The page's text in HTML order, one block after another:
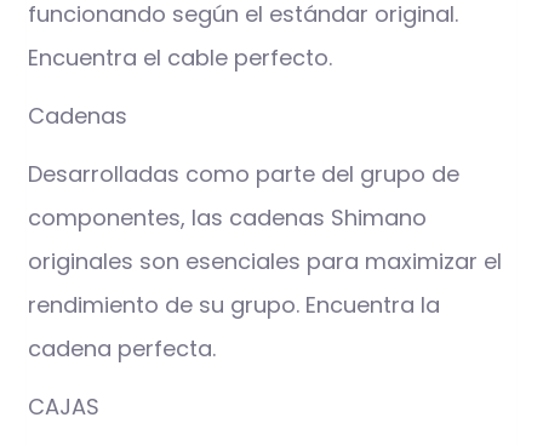
funcionando según el estándar original.
Encuentra el cable perfecto.
Cadenas
Desarrolladas como parte del grupo de
componentes, las cadenas Shimano
originales son esenciales para maximizar el
rendimiento de su grupo. Encuentra la
cadena perfecta.
CAJAS